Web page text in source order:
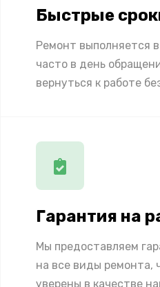
Быстрые
Ремонт выполняется
часто в день
вернуться к работе
Гарантия на
Мы предоставляем
на все виды ремонта,
уверены в качестве